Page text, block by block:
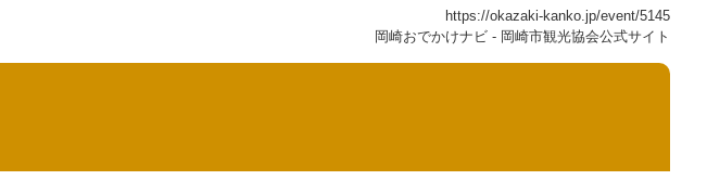
https://okazaki-kanko.jp/event/5145
岡崎おでかけナビ - 岡崎市観光協会公式サイト